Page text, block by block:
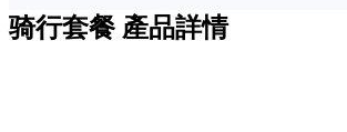
骑行套餐 產品詳情